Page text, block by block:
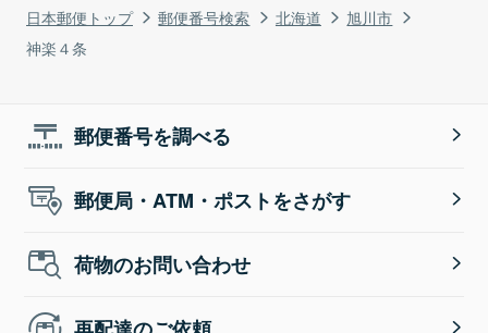
日本郵便トップ 郵便番号検索 北海道
旭川市
神楽４条
郵便番号を調べる
郵便局・ATM・ポストをさがす
荷物のお問い合わせ